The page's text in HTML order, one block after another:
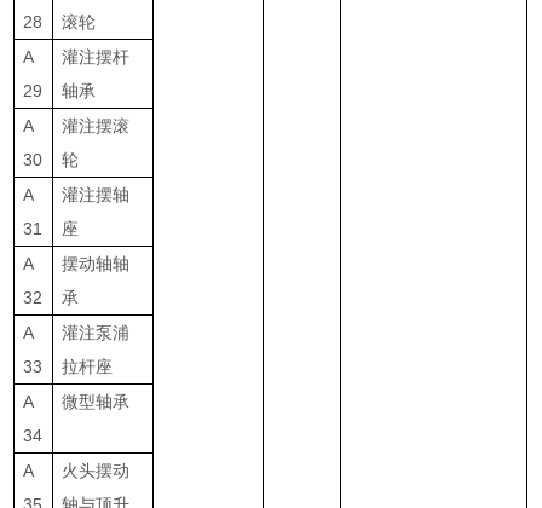
28
滚轮
A
29
灌注摆杆
轴承
A
30
灌注摆滚
轮
A
31
灌注摆轴
座
A
32
摆动轴轴
承
A
33
灌注泵浦
拉杆座
A
34
微型轴承
A
火头摆动